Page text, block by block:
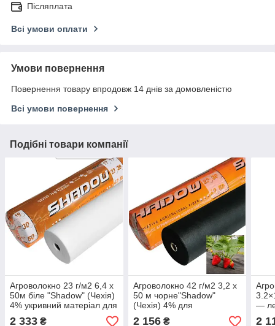
Післяплата
Всі умови оплати
Умови повернення
Повернення товару впродовж 14 днів за домовленістю
Всі умови повернення
Подібні товари компанії
Агроволокно 23 г/м2 6,4 х
50м біле "Shadow" (Чехія)
4% укривний матеріал для
городу
2 333 ₴
Агроволокно 42 г/м2 3,2 х
50 м чорне"Shadow"
(Чехія) 4% для
мульчування від бур'янів
2 156₴
—
2